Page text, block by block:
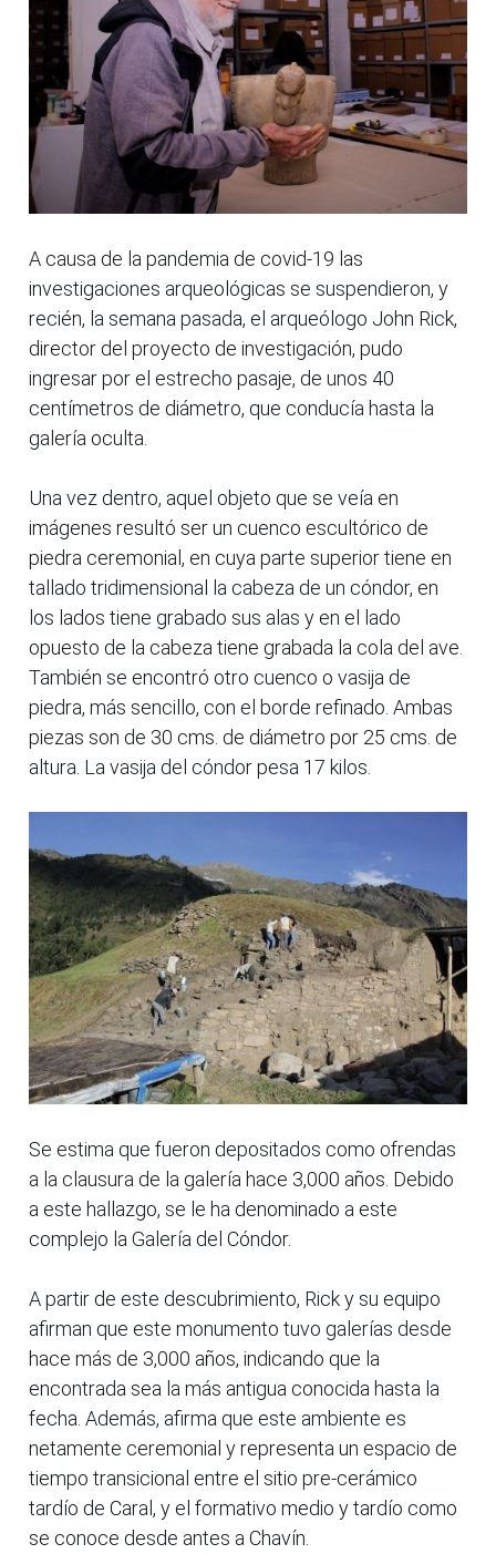
A causa de la pandemia de covid-19 las
investigaciones arqueológicas se suspendieron, y
recién, la semana pasada, el arqueólogo John Rick,
director del proyecto de investigación, pudo
ingresar por el estrecho pasaje, de unos 40
centímetros de diámetro, que conducía hasta la
galería oculta.
Una vez dentro, aquel objeto que se veía en
imágenes resultó ser un cuenco escultórico de
piedra ceremonial, en cuya parte superior tiene en
tallado tridimensional la cabeza de un cóndor, en
los lados tiene grabado sus alas y en el lado
opuesto de la cabeza tiene grabada la cola del ave.
También se encontró otro cuenco o vasija de
piedra, más sencillo, con el borde refinado. Ambas
piezas son de 30 cms. de diámetro por 25 cms. de
altura. La vasija del cóndor pesa 17 kilos.
Se estima que fueron depositados como ofrendas
a la clausura de la galería hace 3,000 años. Debido
a este hallazgo, se le ha denominado a este
complejo la Galería del Cóndor.
A partir de este descubrimiento, Rick y su equipo
afirman que este monumento tuvo galerías desde
hace más de 3,000 años, indicando que la
encontrada sea la más antigua conocida hasta la
fecha. Además, afirma que este ambiente es
netamente ceremonial y representa un espacio de
tiempo transicional entre el sitio pre-cerámico
tardío de Caral, y el formativo medio y tardío como
se conoce desde antes a Chavín.